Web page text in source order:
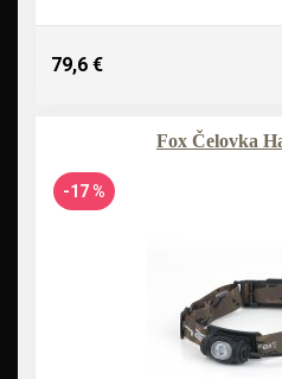
79,6 €
Fox Čelovka
-17 %